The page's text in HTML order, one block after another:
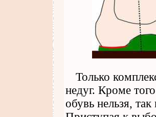
Только
недуг. Кроме
обувь нельзя,